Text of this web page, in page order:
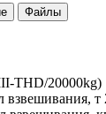
Файлы
THD/20000kg)
взвешивания, т